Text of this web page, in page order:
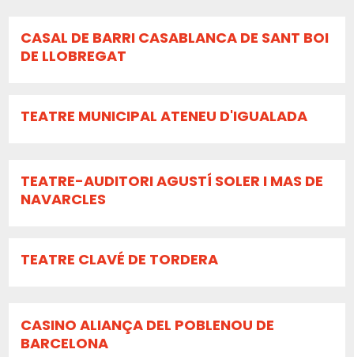
CASAL DE BARRI CASABLANCA DE SANT BOI
DE LLOBREGAT
TEATRE MUNICIPAL ATENEU D'IGUALADA
TEATRE-AUDITORI AGUSTÍ SOLER I MAS DE
NAVARCLES
TEATRE CLAVÉ DE TORDERA
CASINO ALIANÇA DEL POBLENOU DE
BARCELONA